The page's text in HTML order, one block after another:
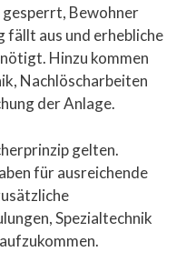
Bewohner
aus und erhebliche
Hinzu kommen
Nachlöscharbeiten
der Anlage.
gelten.
für ausreichende
Spezialtechnik